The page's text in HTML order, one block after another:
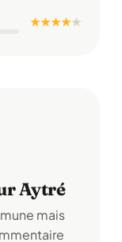
★ ★ ★ ★★
Aytré
mais